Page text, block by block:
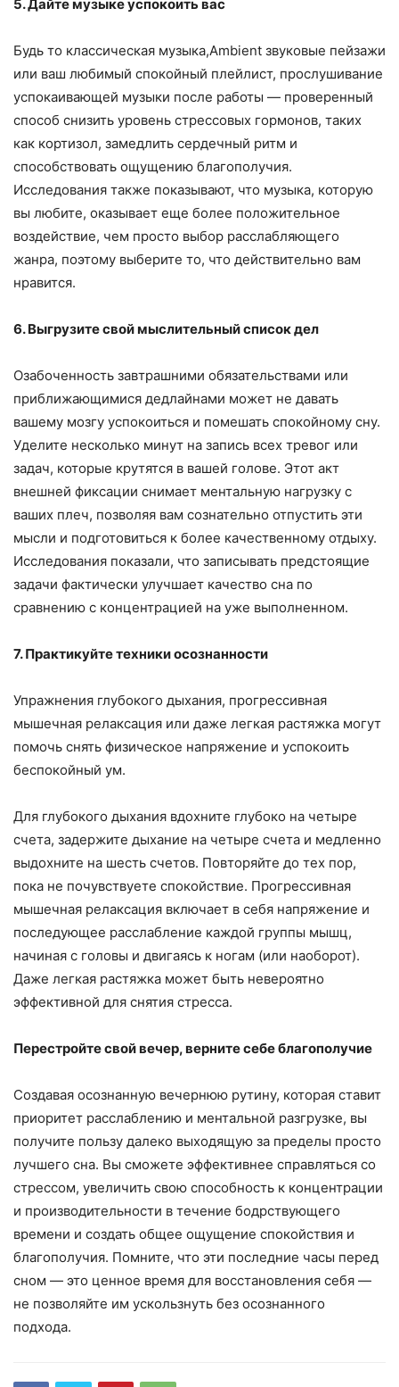
5. Дайте музыке успокоить вас
Будь то классическая музыка,Ambient звуковые пейзажи
или ваш любимый спокойный плейлист, прослушивание
успокаивающей музыки после работы — проверенный
способ снизить уровень стрессовых гормонов, таких
как кортизол, замедлить сердечный ритм и
способствовать ощущению благополучия.
Исследования также показывают, что музыка, которую
вы любите, оказывает еще более положительное
воздействие, чем просто выбор расслабляющего
жанра, поэтому выберите то, что действительно вам
нравится.
6. Выгрузите свой мыслительный список дел
Озабоченность завтрашними обязательствами или
приближающимися дедлайнами может не давать
вашему мозгу успокоиться и помешать спокойному сну.
Уделите несколько минут на запись всех тревог или
задач, которые крутятся в вашей голове. Этот акт
внешней фиксации снимает ментальную нагрузку с
ваших плеч, позволяя вам сознательно отпустить эти
мысли и подготовиться к более качественному отдыху.
Исследования показали, что записывать предстоящие
задачи фактически улучшает качество сна по
сравнению с концентрацией на уже выполненном.
7. Практикуйте техники осознанности
Упражнения глубокого дыхания, прогрессивная
мышечная релаксация или даже легкая растяжка могут
помочь снять физическое напряжение и успокоить
беспокойный ум.
Для глубокого дыхания вдохните глубоко на четыре
счета, задержите дыхание на четыре счета и медленно
выдохните на шесть счетов. Повторяйте до тех пор,
пока не почувствуете спокойствие. Прогрессивная
мышечная релаксация включает в себя напряжение и
последующее расслабление каждой группы мышц,
начиная с головы и двигаясь к ногам (или наоборот).
Даже легкая растяжка может быть невероятно
эффективной для снятия стресса.
Перестройте свой вечер, верните себе благополучие
Создавая осознанную вечернюю рутину, которая ставит
приоритет расслаблению и ментальной разгрузке, вы
получите пользу далеко выходящую за пределы просто
лучшего сна. Вы сможете эффективнее справляться со
стрессом, увеличить свою способность к концентрации
и производительности в течение бодрствующего
времени и создать общее ощущение спокойствия и
благополучия. Помните, что эти последние часы перед
сном — это ценное время для восстановления себя —
не позволяйте им ускользнуть без осознанного
подхода.